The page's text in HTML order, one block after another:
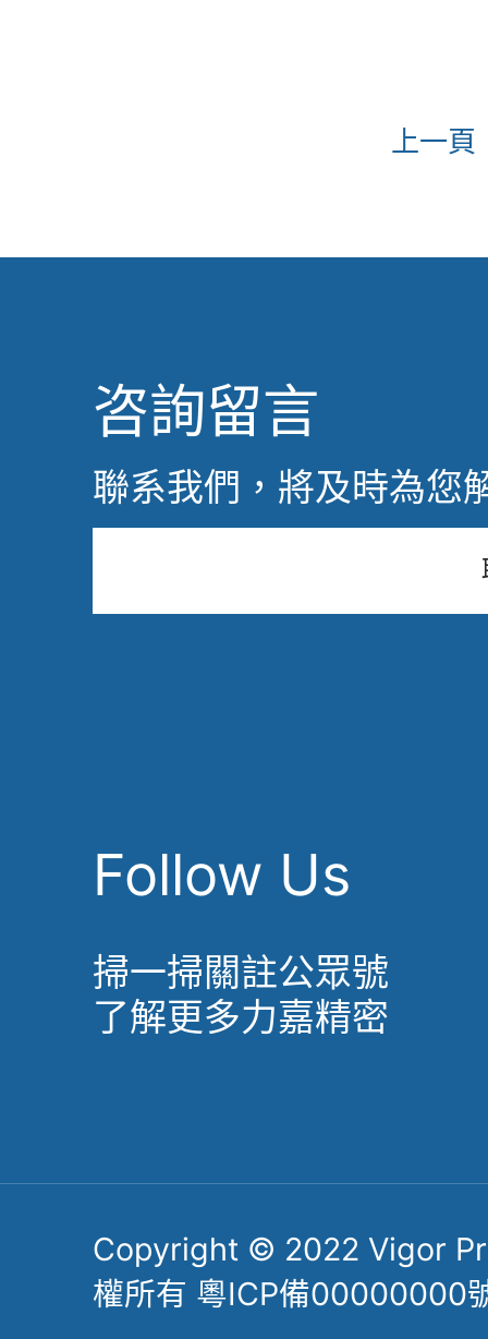
上一頁
咨詢留言
聯系我們，將及時為您
Follow Us
掃一掃關註公眾號
了解更多力嘉精密
Copyright © 2022 Vigor
權所有 粵ICP備00000000